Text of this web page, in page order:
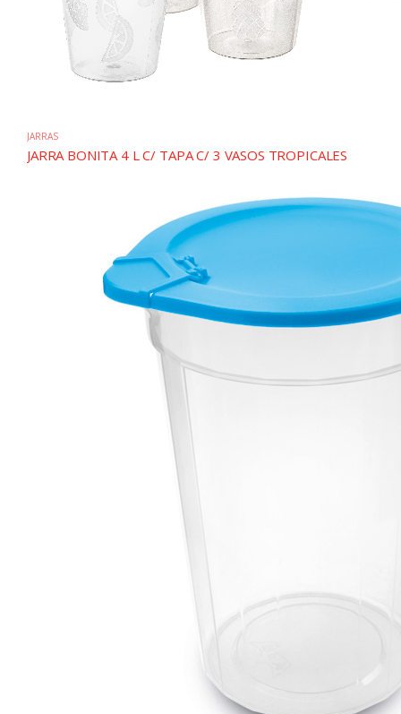
JARRAS
JARRA BONITA 4 L C/ TAPA C/ 3 VASOS TROPICALES